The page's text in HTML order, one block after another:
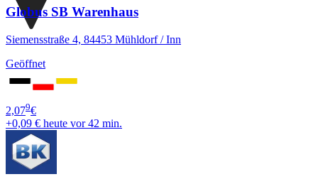
Globus SB Warenhaus
Siemensstraße 4, 84453 Mühldorf / Inn
Geöffnet
2,079€
+0,09 € heute vor 42 min.